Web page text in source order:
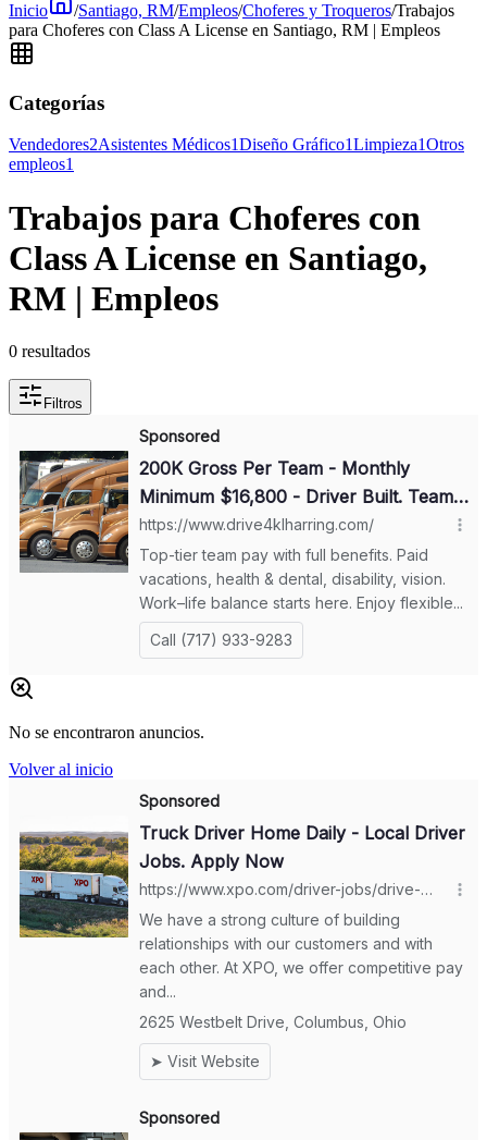
Inicio /Santiago, RM/Empleos/Choferes y Troqueros/Trabajos
para Choferes con Class A License en Santiago, RM | Empleos
Categorías
Vendedores2Asistentes Médicos1Diseño Gráfico1Limpieza1Otros
empleos1
Trabajos para Choferes con
Class A License en Santiago,
RM | Empleos
0 resultados
Filtros
No se encontraron anuncios.
Volver al inicio